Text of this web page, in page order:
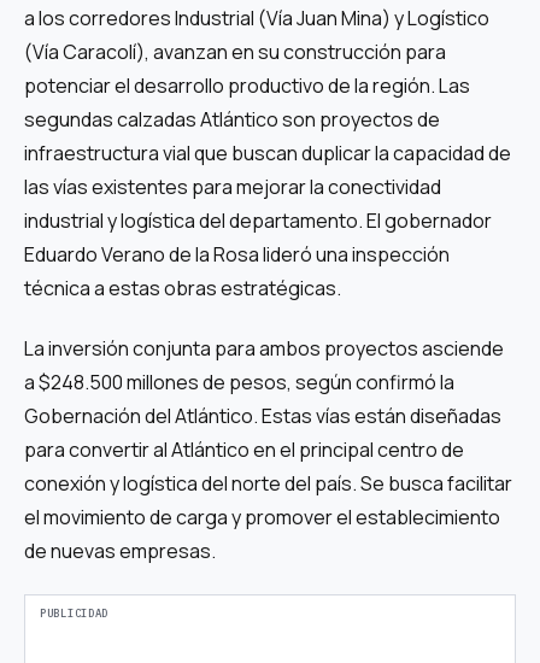
a los corredores Industrial (Vía Juan Mina) y Logístico
(Vía Caracolí), avanzan en su construcción para
potenciar el desarrollo productivo de la región. Las
segundas calzadas Atlántico son proyectos de
infraestructura vial que buscan duplicar la capacidad de
las vías existentes para mejorar la conectividad
industrial y logística del departamento. El gobernador
Eduardo Verano de la Rosa lideró una inspección
técnica a estas obras estratégicas.
La inversión conjunta para ambos proyectos asciende
a $248.500 millones de pesos, según confirmó la
Gobernación del Atlántico. Estas vías están diseñadas
para convertir al Atlántico en el principal centro de
conexión y logística del norte del país. Se busca facilitar
el movimiento de carga y promover el establecimiento
de nuevas empresas.